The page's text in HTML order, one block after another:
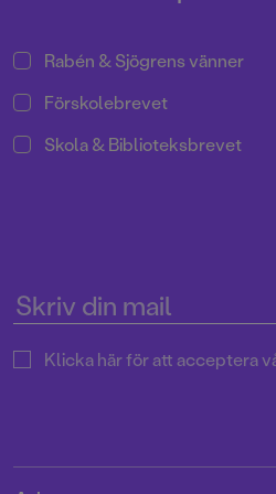
Rabén & Sjögrens vänner
Förskolebrevet
Skola & Biblioteksbrevet
Klicka här för att acceptera